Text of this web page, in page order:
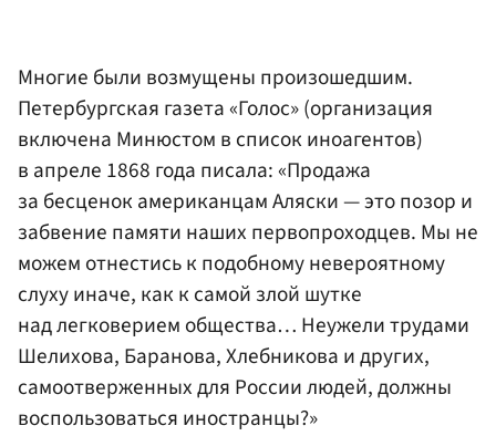
Многие были возмущены произошедшим.
Петербургская газета «Голос» (организация
включена Минюстом в список иноагентов)
в апреле 1868 года писала: «Продажа
за бесценок американцам Аляски — это позор и
забвение памяти наших первопроходцев. Мы не
можем отнестись к подобному невероятному
слуху иначе, как к самой злой шутке
над легковерием общества… Неужели трудами
Шелихова, Баранова, Хлебникова и других,
самоотверженных для России людей, должны
воспользоваться иностранцы?»